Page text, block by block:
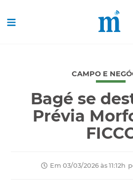
CAMPO E
Bagé se
Prévia
Em 03/03/2026 às 11:12h